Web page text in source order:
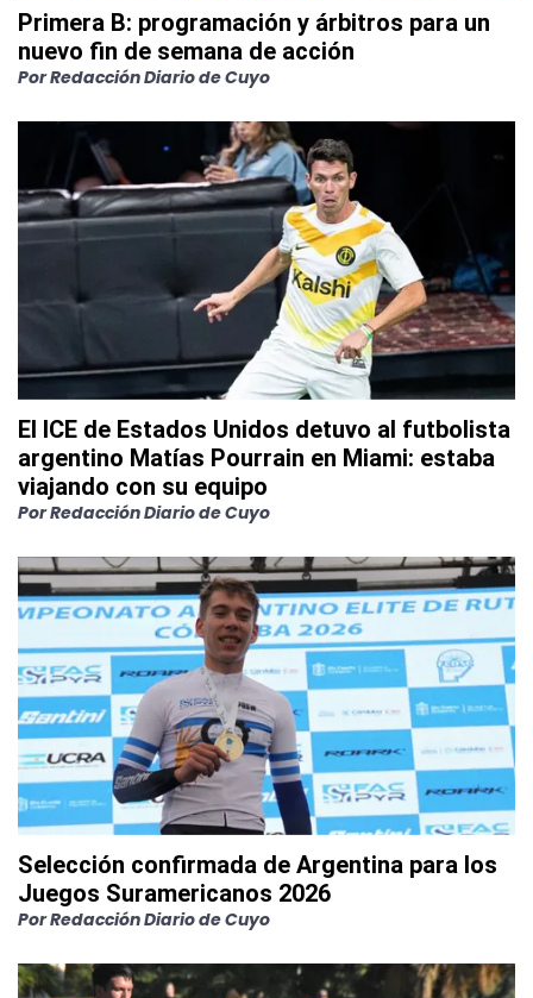
Primera B: programación y árbitros para un
nuevo fin de semana de acción
PorRedacción Diario de Cuyo
El ICE de Estados Unidos detuvo al futbolista
argentino Matías Pourrain en Miami: estaba
viajando con su equipo
PorRedacción Diario de Cuyo
Selección confirmada de Argentina para los
Juegos Suramericanos 2026
PorRedacción Diario de Cuyo